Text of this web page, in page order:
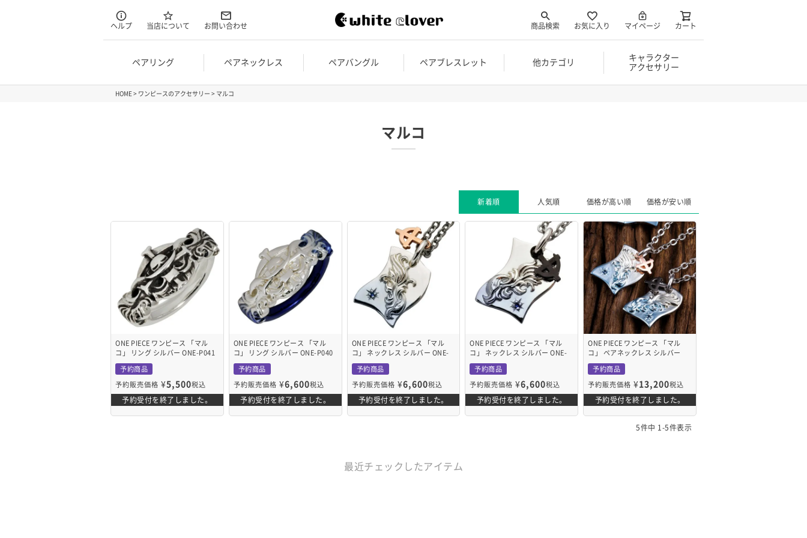
ヘルプ 当店について お問い合わせ 商品検索 お気に入り マイページ カート
ペアリング ペアネックレス ペアバングル ペアブレスレット 他カテゴリ
キャラクター
アクセサリー
HOME ワンピースのアクセサリー マルコ
マルコ
新着順 人気順 価格が高い順 価格が安い順
ONE PIECE ワンピース 「マル
コ」 リング シルバー ONE-P041
予約商品
予約販売価格 ¥5,500税込
予約受付を終了しました。
ONE PIECE ワンピース 「マル
コ」 リング シルバー ONE-P040
予約商品
予約販売価格 ¥6,600税込
予約受付を終了しました。
ONE PIECE ワンピース 「マル
コ」 ネックレス シルバー ONE-
P042L
予約商品
予約販売価格 ¥6,600税込
予約受付を終了しました。
ONE PIECE ワンピース 「マル
コ」 ネックレス シルバー ONE-
P042M
予約商品
予約販売価格 ¥6,600税込
予約受付を終了しました。
ONE PIECE ワンピース 「マル
コ」 ペアネックレス シルバー
ONE-P042
予約商品
予約販売価格 ¥13,200税込
予約受付を終了しました。
5件中 1 -5件表示
最近チェックしたアイテム